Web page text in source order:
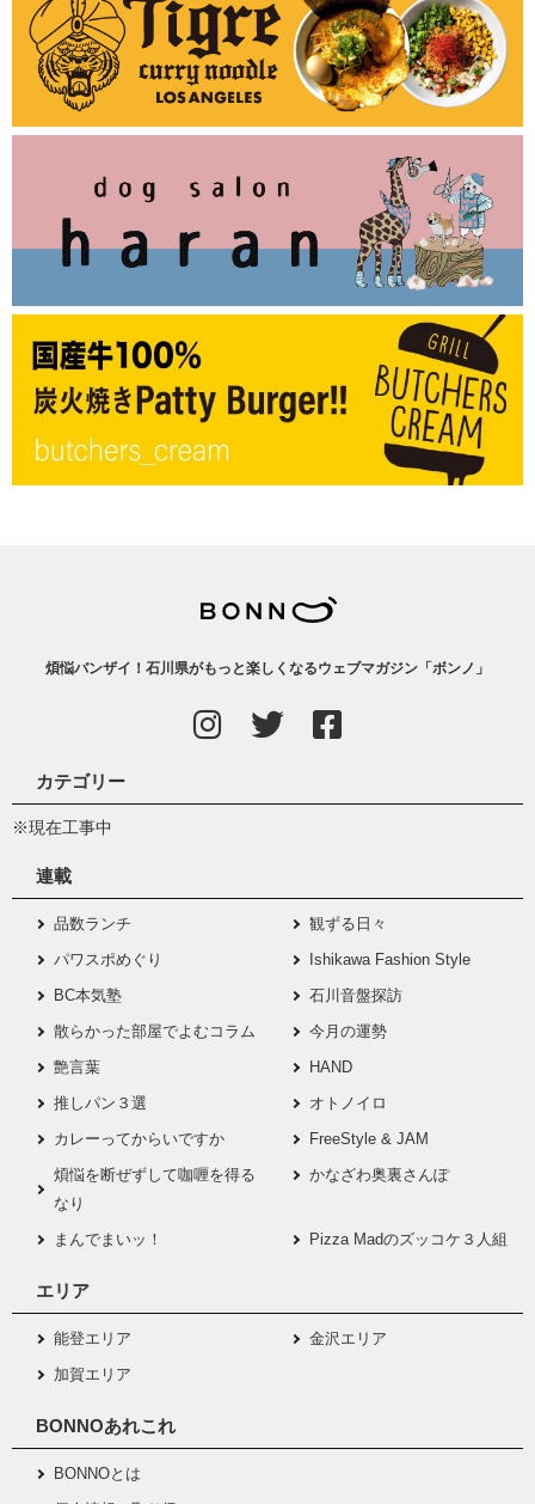
煩悩バンザイ！石川県がもっと楽しくなるウェブマガジン「ボンノ」
カテゴリー
※現在工事中
連載
品数ランチ
観ずる日々
パワスポめぐり
Ishikawa Fashion Style
BC本気塾
石川音盤探訪
散らかった部屋でよむコラム
今月の運勢
艶言葉
HAND
推しパン３選
オトノイロ
カレーってからいですか
FreeStyle & JAM
煩悩を断ぜずして咖喱を得る
なり
かなざわ奥裏さんぽ
まんでまいッ！ Pizza Madのズッコケ３人組
エリア
能登エリア
金沢エリア
加賀エリア
BONNOあれこれ
BONNOとは